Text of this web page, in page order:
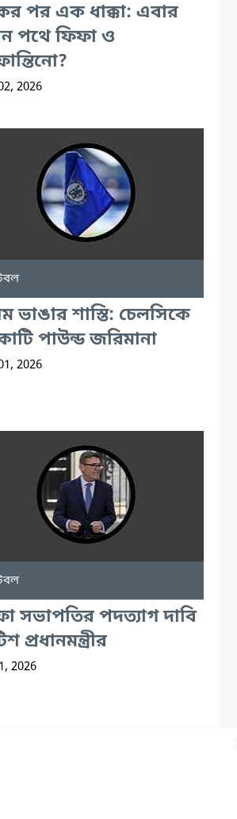
পর এক ধাক্কা: এবার
পথে ফিফা ও
2026
ভাঙার শাস্তি: চেলসিকে
পাউন্ড জরিমানা
2026
সভাপতির পদত্যাগ দাবি
প্রধানমন্ত্রীর
2026